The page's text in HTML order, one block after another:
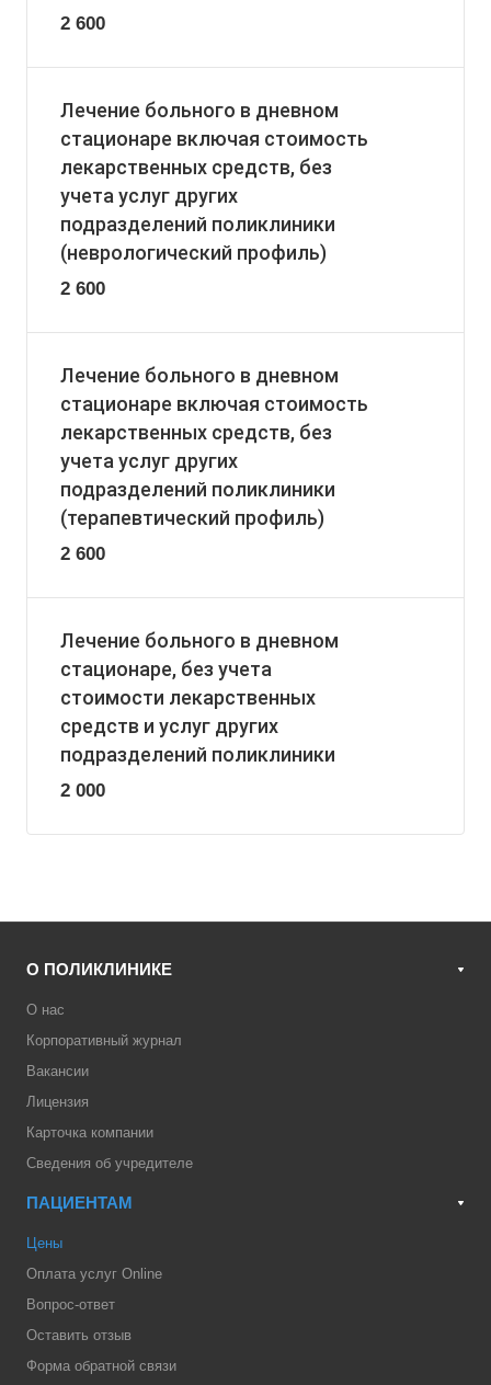
2 600
Лечение больного в дневном
стационаре включая стоимость
лекарственных средств, без
учета услуг других
подразделений поликлиники
(неврологический профиль)
2 600
Лечение больного в дневном
стационаре включая стоимость
лекарственных средств, без
учета услуг других
подразделений поликлиники
(терапевтический профиль)
2 600
Лечение больного в дневном
стационаре, без учета
стоимости лекарственных
средств и услуг других
подразделений поликлиники
2 000
О ПОЛИКЛИНИКЕ
О нас
Корпоративный журнал
Вакансии
Лицензия
Карточка компании
Сведения об учредителе
ПАЦИЕНТАМ
Цены
Оплата услуг Online
Вопрос-ответ
Оставить отзыв
Форма обратной связи